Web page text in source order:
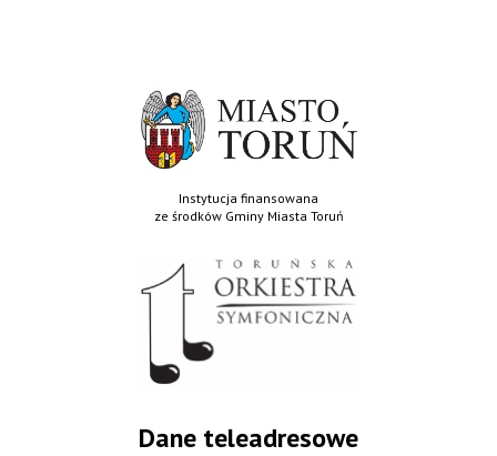
Instytucja finansowana
ze środków Gminy Miasta Toruń
Dane teleadresowe